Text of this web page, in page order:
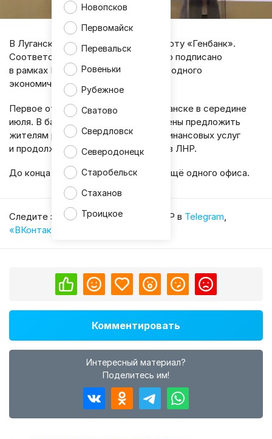
Новопсков
Первомайск
Перевальск
Ровеньки
Рубежное
Сватово
Свердловск
Северодонецк
Старобельск
Стаханов
Троицкое
В Луганской Республике начнёт работу «Генбанк».
Соответствующее соглашение было подписано
в рамках Петербургского международного
экономического форума.
Первое отделение откроется в Луганске в середине
июля. В банке сообщили, что намерены предложить
жителям региона широкий спектр финансовых услуг
и продолжить развитие своей сети в ЛНР.
До конца года планируется запуск ещё одного офиса.
Cледите за главными новостями ЛНР в Telegram,
«ВКонтакте»
Комментировать
Интересный материал?
Поделитесь им!